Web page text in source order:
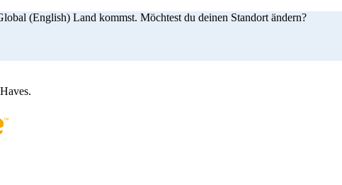
(English) Land kommst. Möchtest du deinen Standort ändern?